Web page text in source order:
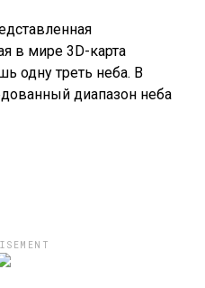
в мире 3D-карта
одну треть неба. В
диапазон неба